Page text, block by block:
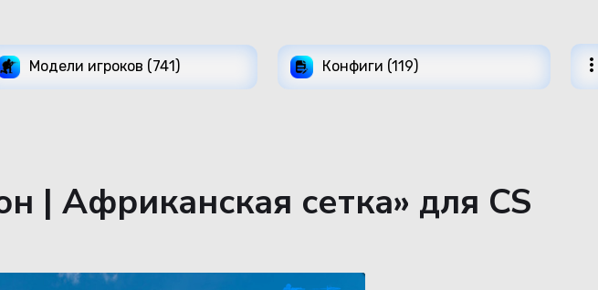
Модели игроков (741) Конфиги (119)
| Африканская сетка» для CS